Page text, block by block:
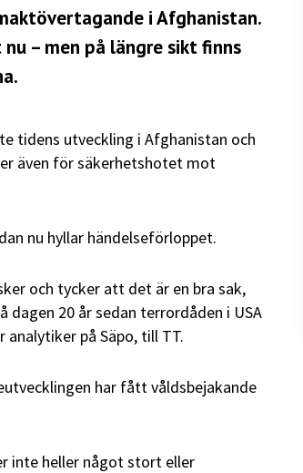
i Afghanistan.
– men på längre sikt finns
tidens utveckling i Afghanistan och
även för säkerhetshotet mot
nu hyllar händelseförloppet.
och tycker att det är en bra sak,
20 år sedan terrordåden i USA
analytiker på Säpo, till TT.
har fått våldsbejakande
inte heller något stort eller